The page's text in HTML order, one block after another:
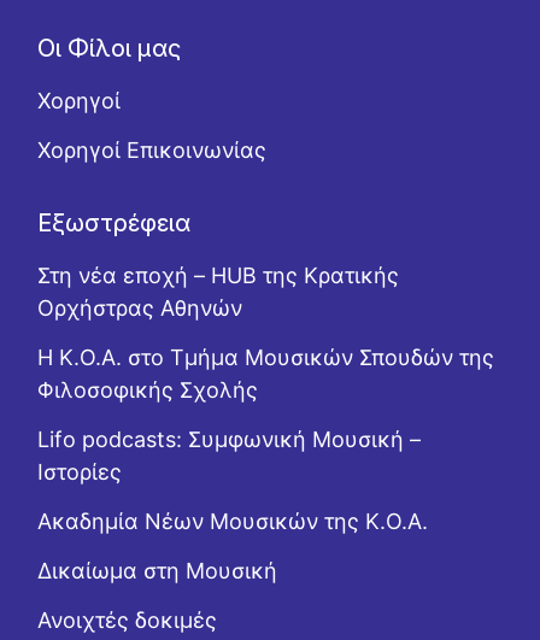
Οι Φίλοι μας
Χορηγοί
Χορηγοί Επικοινωνίας
Εξωστρέφεια
Στη νέα εποχή – HUB της Κρατικής
Ορχήστρας Αθηνών
Η Κ.Ο.Α. στο Τμήμα Μουσικών Σπουδών της
Φιλοσοφικής Σχολής
Lifo podcasts: Συμφωνική Μουσική –
Ιστορίες
Ακαδημία Νέων Μουσικών της Κ.Ο.Α.
Δικαίωμα στη Μουσική
Ανοιχτές δοκιμές